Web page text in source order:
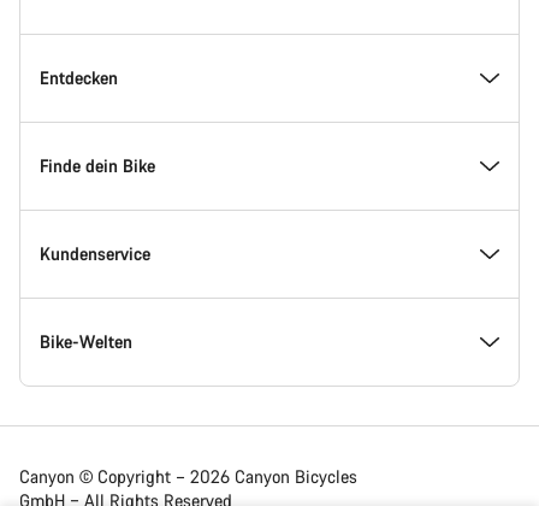
Inside Canyon
Innovation bei Canyon
Canyon Factory Racing
Auszeichnungen
Jobs
Entdecken
Events
Canyon Standorte finden
Teams, Athleten & Fahrer
News & Storys
Finde dein Bike
Modellfinder
Verfügbare Bikes
Finde deine Canyon Größe
Kundenservice
Service Center
Service-Standorte
Bike-Welten
Rennräder
Canyon © Copyright – 2026 Canyon Bicycles
GmbH – All Rights Reserved